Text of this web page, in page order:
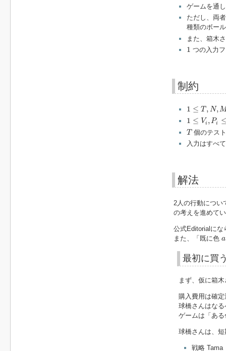
ゲームを通
ただし、両
種類のボー
また、箱木
1
1 つの入力
制約
1 ≤ T, N,
1 T, N, M≤ 3
1 ≤ Vi ,Pi
1 V ,P ≤10 9
T
T個のテス
入力はすべ
解法
2人の行動につい
の考えを進めて
公式Editorialに
また、「既に色 a
a
最初に買
まず、仮に箱
購入費用は確
球橋さんはな
ゲームは「あ
球橋さんは、
戦略 Tama